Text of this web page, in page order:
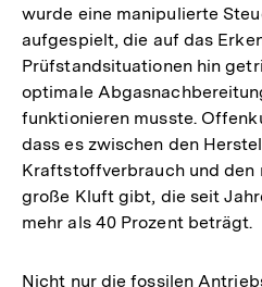
wurde eine manipulierte
aufgespielt, die auf das
Prüfstandsituationen hin
optimale
funktionieren musste.
dass es zwischen den
Kraftstoffverbrauch und den
große Kluft gibt, die seit
mehr als 40 Prozent beträgt.
Nicht nur die fossilen